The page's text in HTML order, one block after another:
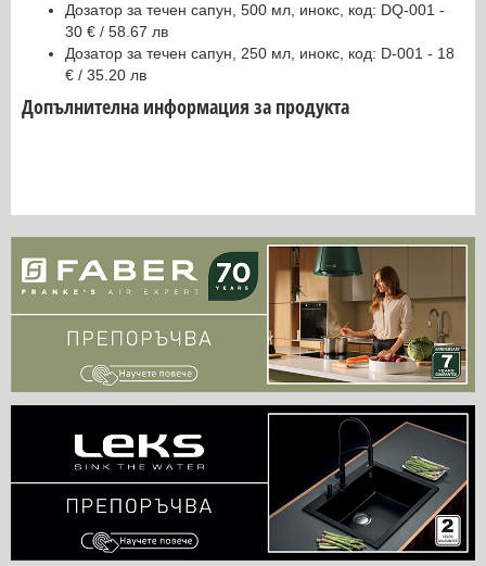
Дозатор за течен сапун, 500 мл, инокс, код: DQ-001 -
30 € / 58.67 лв
Дозатор за течен сапун, 250 мл, инокс, код: D-001 - 18
€ / 35.20 лв
Допълнителна информация за продукта